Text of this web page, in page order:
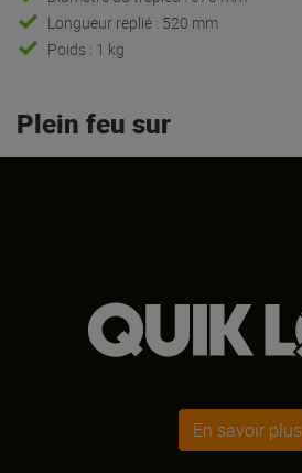
Longueur replié : 520 mm
Poids : 1 kg
Plein feu sur
En savoir plus